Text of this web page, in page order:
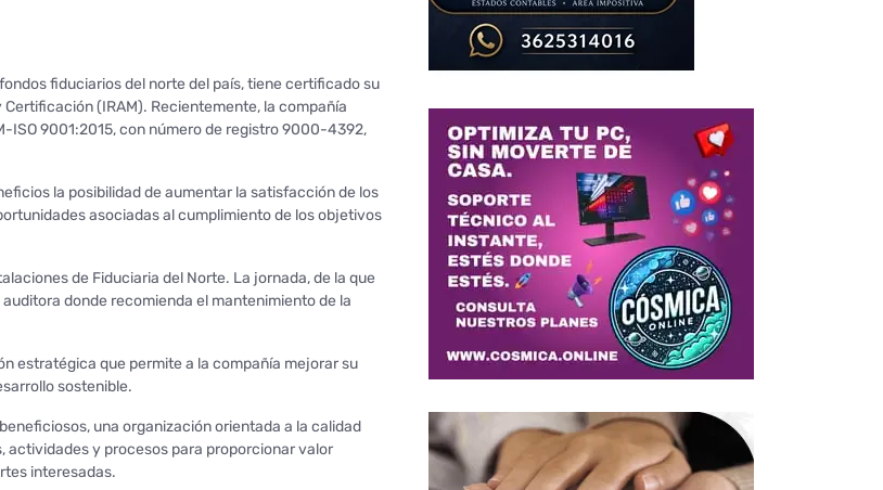
fiduciarios del norte del país, tiene certificado su
(IRAM). Recientemente, la compañía
ISO 9001:2015, con número de registro 9000-4392,
la posibilidad de aumentar la satisfacción de los
asociadas al cumplimiento de los objetivos
de Fiduciaria del Norte. La jornada, de la que
donde recomienda el mantenimiento de la
estratégica que permite a la compañía mejorar su
sostenible.
una organización orientada a la calidad
y procesos para proporcionar valor
interesadas.